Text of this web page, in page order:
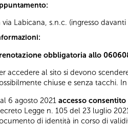
via Labicana, s.n.c. (ingresso
obbligatoria allo
accedere al sito si devono
chiuse e senza tacchi.
6 agosto 2021 accesso
Legge n. 105 del 23 luglio
di identità in corso di